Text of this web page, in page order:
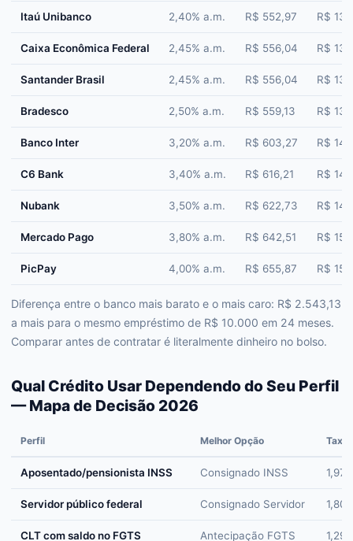
Itaú Unibanco 2,40% a.m. R$ 552,97 R$
Caixa Econômica Federal 2,45% a.m. R$ 556,04 R$
Santander Brasil 2,45% a.m. R$ 556,04 R$
Bradesco 2,50% a.m. R$ 559,13 R$
Banco Inter 3,20% a.m. R$ 603,27 R$
C6 Bank 3,40% a.m. R$ 616,21 R$
Nubank 3,50% a.m. R$ 622,73 R$
Mercado Pago 3,80% a.m. R$ 642,51 R$
PicPay 4,00% a.m. R$ 655,87 R$
Diferença entre o banco mais barato e o mais caro: R$ 2.543,13
a mais para o mesmo empréstimo de R$ 10.000 em 24 meses.
Comparar antes de contratar é literalmente dinheiro no bolso.
Qual Crédito Usar Dependendo do Seu Perfil
— Mapa de Decisão 2026
Perfil Melhor Opção Taxa
Aposentado/pensionista INSS Consignado INSS
Servidor público federal Consignado Servidor
CLT com saldo no FGTS Antecipação FGTS